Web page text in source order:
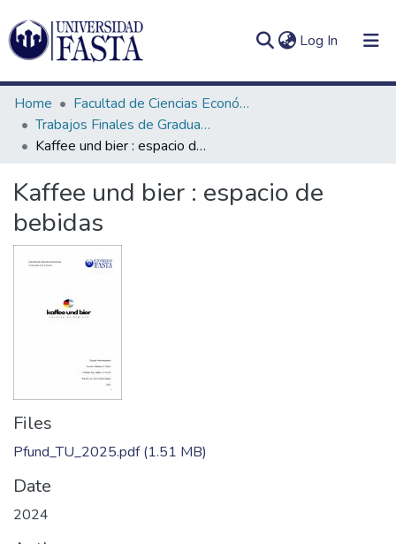
Log In (current)
Communities
&
Collections
All of DSpace
Statistics
In(current)
Home
Facultad de Ciencias Económicas
Trabajos Finales de Graduación de Licenciatura en Turismo
Kaffee und bier : espacio de bebidas
Kaffee und bier : espacio de
bebidas
Files
Pfund_TU_2025.pdf(1.51 MB)
Date
2024